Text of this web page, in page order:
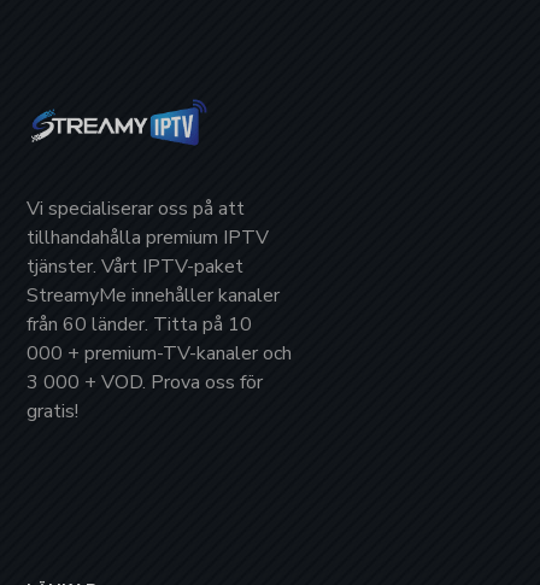
Vi specialiserar oss på att
tillhandahållapremium IPTV
tjänster. Vårt IPTV-paket
StreamyMeinnehåller kanaler
från60 länder. Titta på 10
000 + premium-TV-kanaleroch
3 000 + VOD. Prova oss för
gratis!